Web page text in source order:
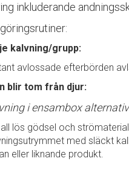
inkluderande
kalvning/grupp:
avlossade efterbörden
blir tom från djur:
i ensambox
lös gödsel och
med släckt
eller liknande produkt.